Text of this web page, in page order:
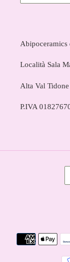
Abipoceramics
Località Sala
Alta Val
P.IVA
I